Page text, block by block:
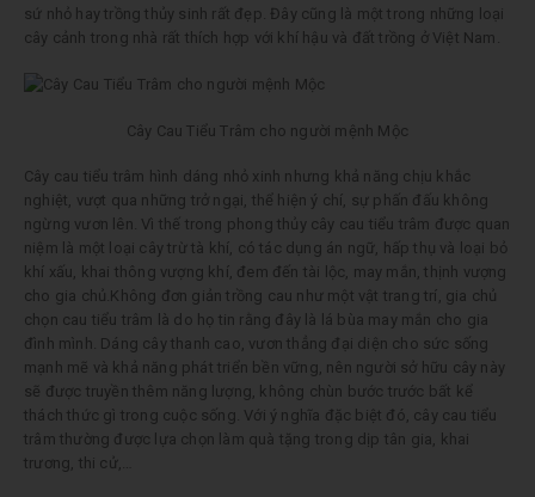
sứ nhỏ hay trồng thủy sinh rất đẹp. Đây cũng là một trong những loại
cây cảnh trong nhà rất thích hợp với khí hậu và đất trồng ở Việt Nam.
Cây Cau Tiểu Trâm cho người mệnh Mộc
Cây cau tiểu trâm hình dáng nhỏ xinh nhưng khả năng chịu khắc
nghiệt, vượt qua những trở ngại, thể hiện ý chí, sự phấn đấu không
ngừng vươn lên. Vì thế trong phong thủy cây cau tiểu trâm được quan
niệm là một loại cây trừ tà khí, có tác dụng án ngữ, hấp thụ và loại bỏ
khí xấu, khai thông vượng khí, đem đến tài lộc, may mắn, thịnh vượng
cho gia chủ.Không đơn giản trồng cau như một vật trang trí, gia chủ
chọn cau tiểu trâm là do họ tin rằng đây là lá bùa may mắn cho gia
đình mình. Dáng cây thanh cao, vươn thẳng đại diện cho sức sống
mạnh mẽ và khả năng phát triển bền vững, nên người sở hữu cây này
sẽ được truyền thêm năng lượng, không chùn bước trước bất kể
thách thức gì trong cuộc sống. Với ý nghĩa đặc biệt đó, cây cau tiểu
trâm thường được lựa chọn làm quà tặng trong dịp tân gia, khai
trương, thi cử,…